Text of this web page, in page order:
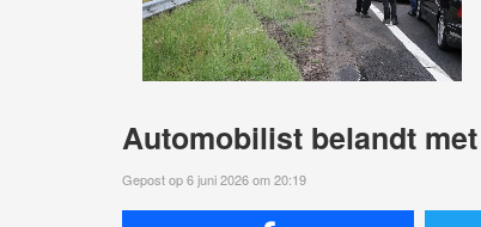
Automobilist belandt
Gepost op 6 juni 2026 om 20:19